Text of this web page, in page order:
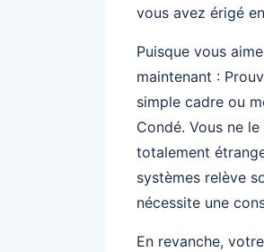
vous avez érigé
Puisque vous
maintenant :
simple cadre ou
Condé. Vous ne
totalement
systèmes relève
nécessite une
En revanche,